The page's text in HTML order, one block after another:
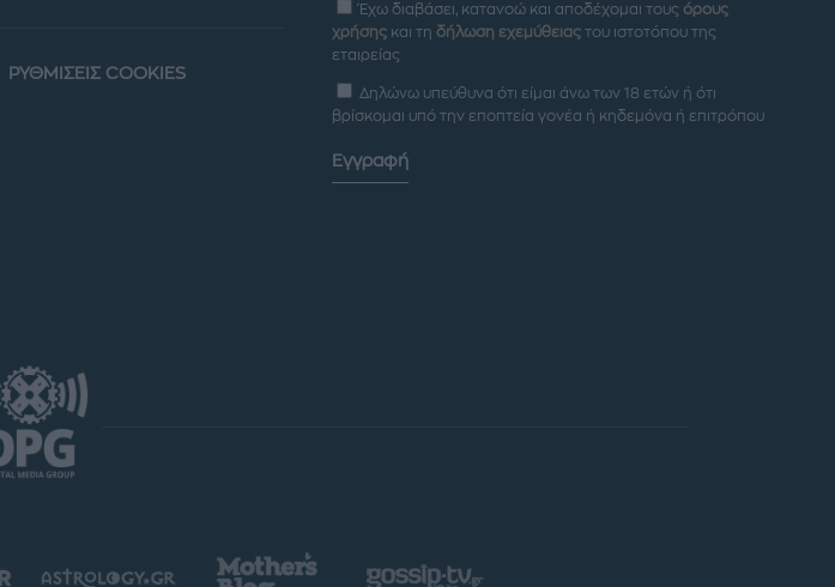
ΡΥΘΜΙΣΕΙΣ COOKIES
Έχω διαβάσει, κατανοώ και αποδέχομαι τους όρους
χρήσης και τη δήλωση εχεμύθειας του ιστοτόπου της
εταιρείας
Δηλώνω υπεύθυνα ότι είμαι άνω των 18 ετών ή ότι
βρίσκομαι υπό την εποπτεία γονέα ή κηδεμόνα ή επιτρόπου
Εγγραφή